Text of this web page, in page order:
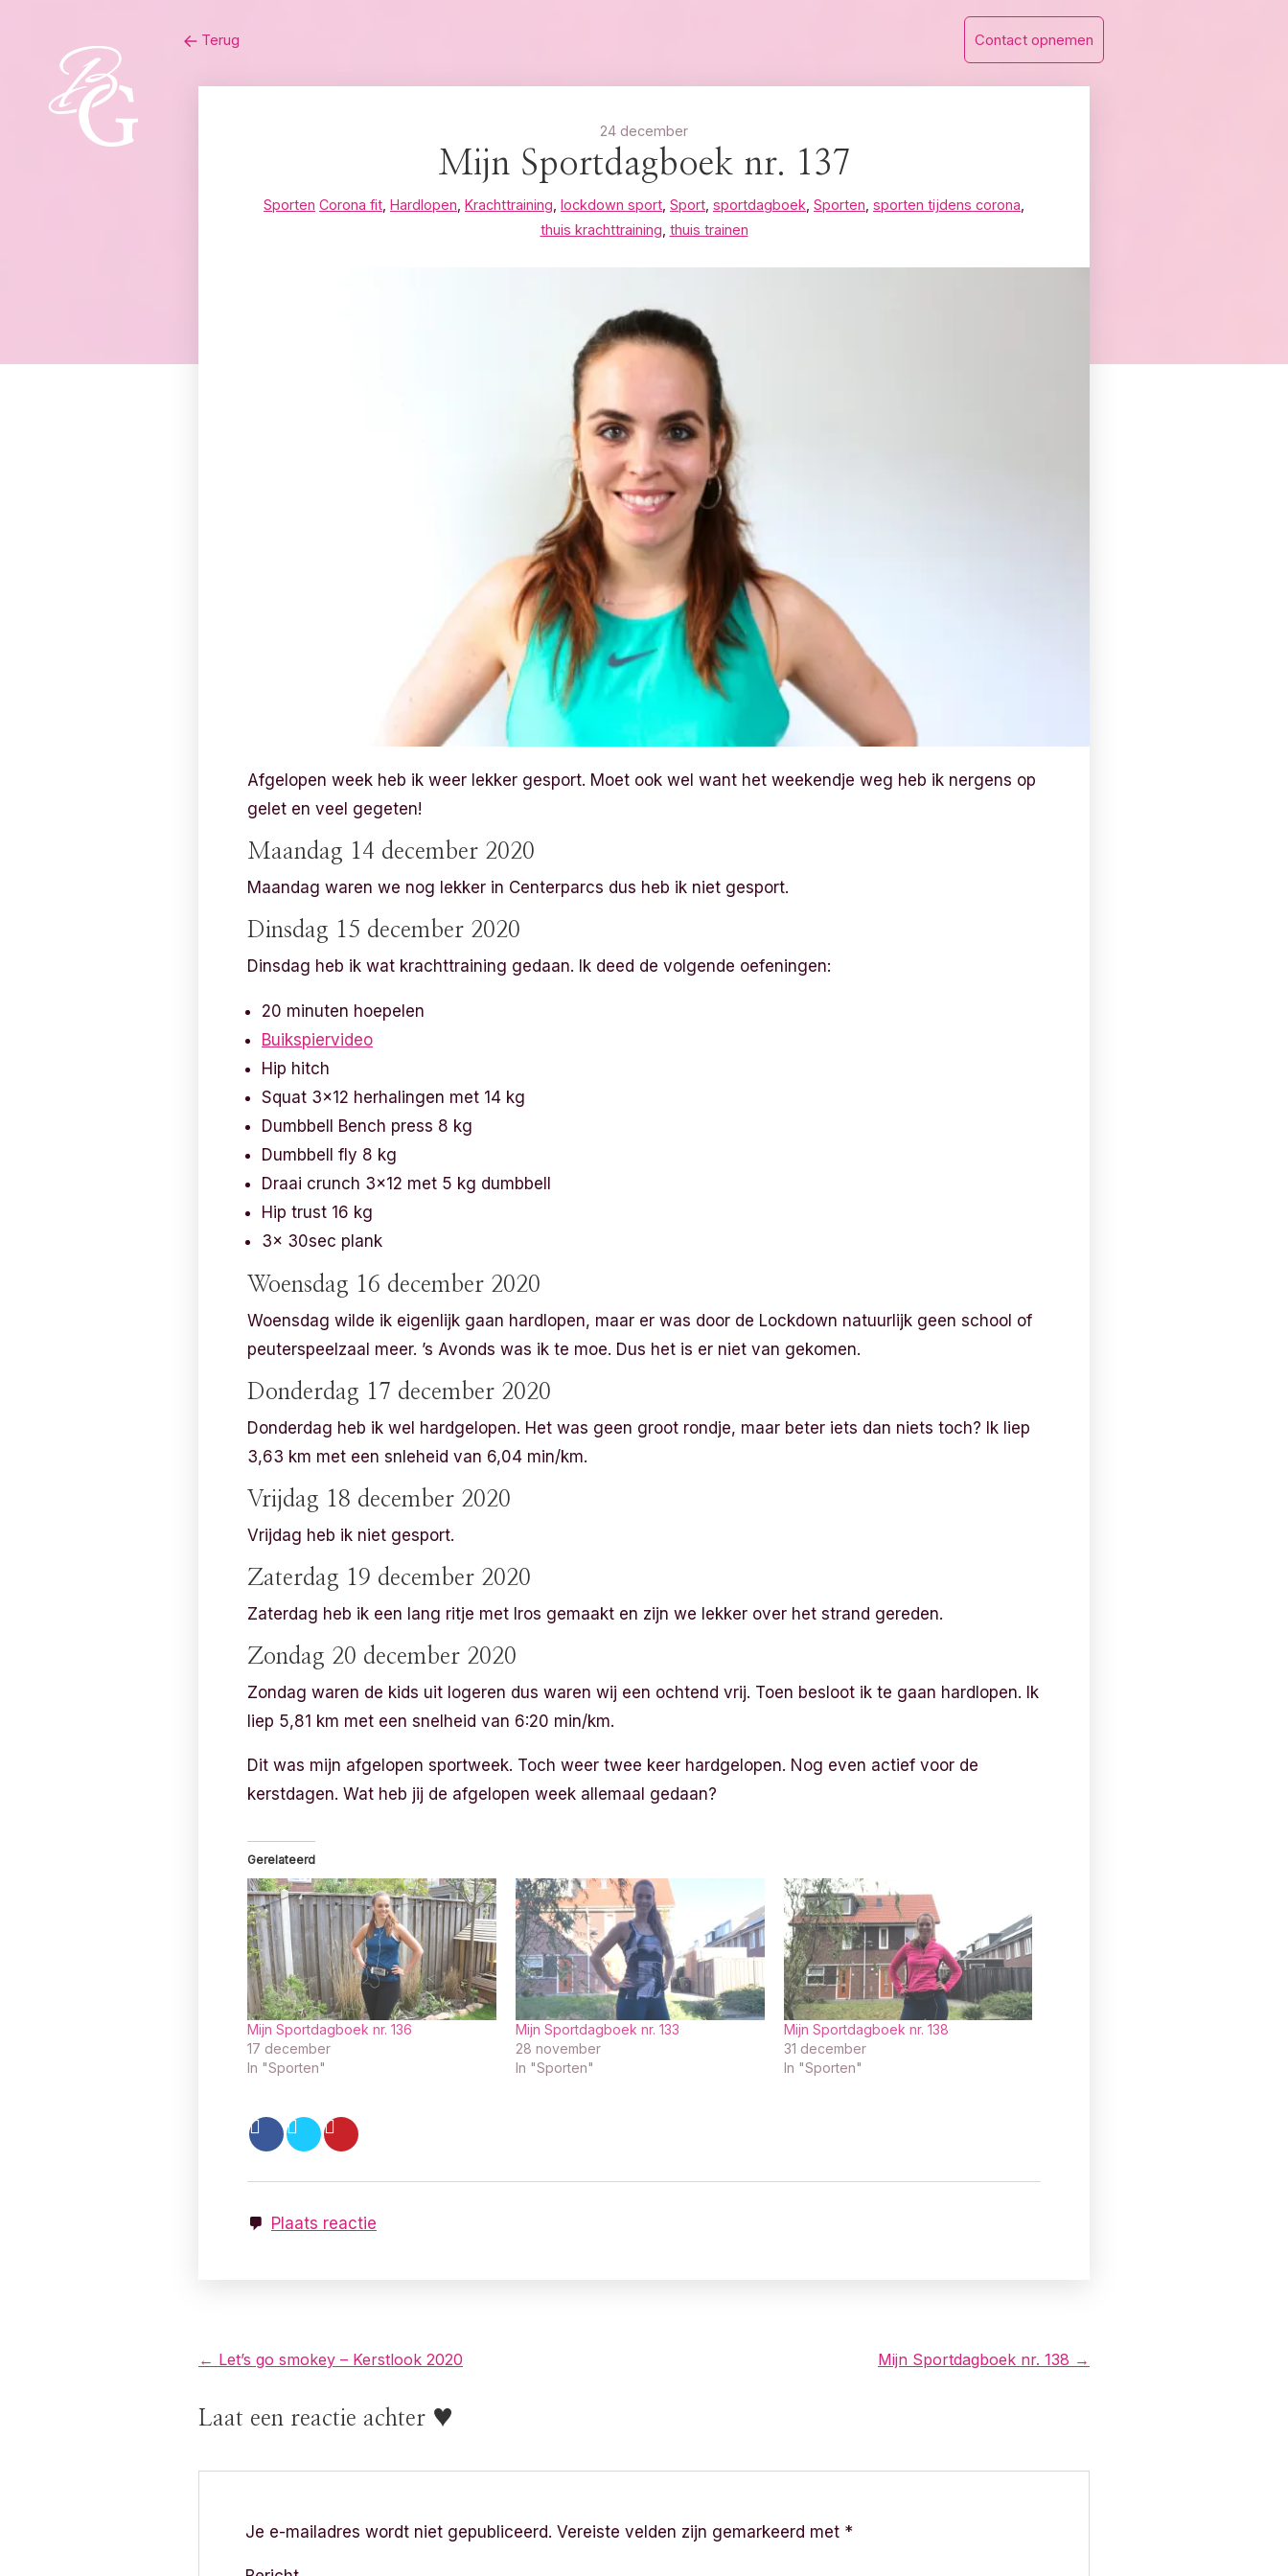
Terug Contact opnemen
24 december
Mijn Sportdagboek nr. 137
Sporten Corona fit Hardlopen Krachttraining lockdown sport Sport sportdagboek Sporten sporten tijdens corona
thuis krachttraining thuis trainen
Afgelopen week heb ik weer lekker gesport. Moet ook wel want het weekendje weg heb ik nergens op
gelet en veel gegeten!
Maandag 14 december 2020
Maandag waren we nog lekker in Centerparcs dus heb ik niet gesport.
Dinsdag 15 december 2020
Dinsdag heb ik wat krachttraining gedaan. Ik deed de volgende oefeningen:
20 minuten hoepelen
Buikspiervideo
Hip hitch
Squat 3×12 herhalingen met 14 kg
Dumbbell Bench press 8 kg
Dumbbell fly 8 kg
Draai crunch 3×12 met 5 kg dumbbell
Hip trust 16 kg
3x 30sec plank
Woensdag 16 december 2020
Woensdag wilde ik eigenlijk gaan hardlopen, maar er was door de Lockdown natuurlijk geen school of
peuterspeelzaal meer. ’s Avonds was ik te moe. Dus het is er niet van gekomen.
Donderdag 17 december 2020
Donderdag heb ik wel hardgelopen. Het was geen groot rondje, maar beter iets dan niets toch? Ik liep
3,63 km met een snleheid van 6,04 min/km.
Vrijdag 18 december 2020
Vrijdag heb ik niet gesport.
Zaterdag 19 december 2020
Zaterdag heb ik een lang ritje met Iros gemaakt en zijn we lekker over het strand gereden.
Zondag 20 december 2020
Zondag waren de kids uit logeren dus waren wij een ochtend vrij. Toen besloot ik te gaan hardlopen. Ik
liep 5,81 km met een snelheid van 6:20 min/km.
Dit was mijn afgelopen sportweek. Toch weer twee keer hardgelopen. Nog even actief voor de
kerstdagen. Wat heb jij de afgelopen week allemaal gedaan?
Gerelateerd
Mijn Sportdagboek nr. 136
17 december
In "Sporten"
Mijn Sportdagboek nr. 133
28 november
In "Sporten"
Mijn Sportdagboek nr. 138
31 december
In "Sporten"
Plaats reactie
B
e
← Let’s go smokey – Kerstlook 2020 Mijn Sportdagboek nr. 138 →
Laat een reactie achter ♥
Je e-mailadres wordt niet gepubliceerd. Vereiste velden zijn gemarkeerd met *